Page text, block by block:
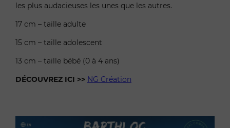
les plus audacieuses les unes que les autres.
17 cm – taille adulte
15 cm – taille adolescent
13 cm – taille bébé (0 à 4 ans)
DÉCOUVREZ ICI >> NG Création